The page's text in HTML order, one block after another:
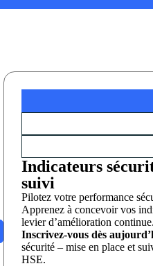
Indicateurs
suivi
Pilotez votre performance
Apprenez à concevoir vos
levier d’amélioration continue.
Inscrivez-vous dès
sécurité – mise en place et
HSE.